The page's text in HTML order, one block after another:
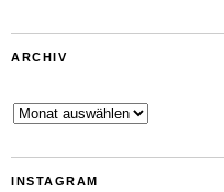
ARCHIV
Archiv
INSTAGRAM